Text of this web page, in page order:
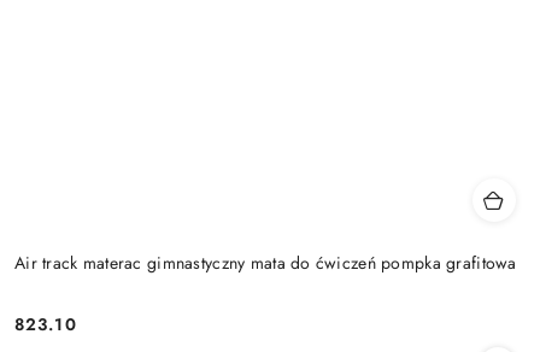
Air track materac gimnastyczny mata do ćwiczeń pompka grafitowa
Cena:
823.10